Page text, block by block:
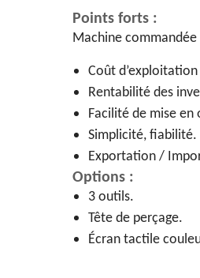
Points forts :
Machine
Coût
Rentabilité des
Facilité de mise
Simplicité, fiabilité.
Exportation /
Options :
3 outils.
Tête de perçage.
Écran tactile